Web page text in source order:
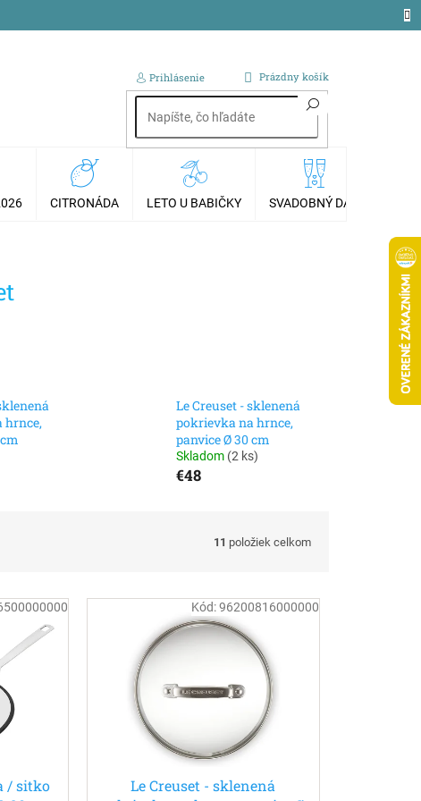
Prihlásenie
NÁKUPNÝ
KOŠÍK
Prázdny košík
CITRONÁDA LETO U BABIČKY SVADOBNÝ DAR
hrnce,
Le Creuset - sklenená
pokrievka na hrnce,
panvice Ø 30 cm
Skladom (2 ks)
€48
11 položiek celkom
/ sitko
Le Creuset - sklenená
Kód:96200816000000